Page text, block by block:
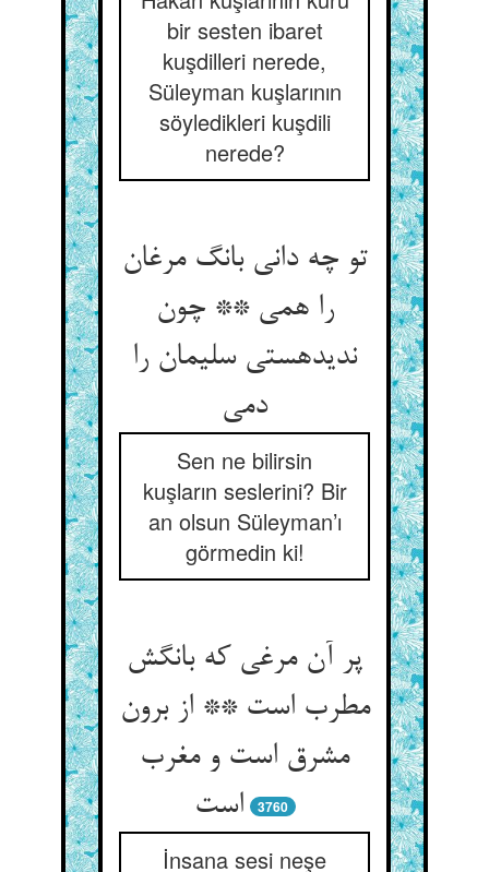
bir sesten ibaret
kuşdilleri nerede,
Süleyman kuşlarının
söyledikleri kuşdili
nerede?
تو چه دانی بانگ مرغان
را همی ** چون
ندیده‏ستی سلیمان را
دمی‏
Sen ne bilirsin
kuşların seslerini? Bir
an olsun Süleyman’ı
görmedin ki!
پر آن مرغی که بانگش
مطرب است ** از برون
مشرق است و مغرب
است‏
3760
İnsana sesi neşe